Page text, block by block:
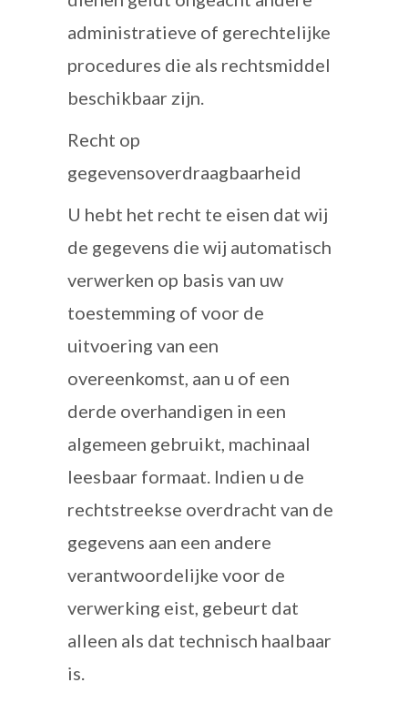
administratieve of gerechtelijke
procedures die als rechtsmiddel
beschikbaar zijn.
Recht op
gegevensoverdraagbaarheid
U hebt het recht te eisen dat wij
de gegevens die wij automatisch
verwerken op basis van uw
toestemming of voor de
uitvoering van een
overeenkomst, aan u of een
derde overhandigen in een
algemeen gebruikt, machinaal
leesbaar formaat. Indien u de
rechtstreekse overdracht van de
gegevens aan een andere
verantwoordelijke voor de
verwerking eist, gebeurt dat
alleen als dat technisch haalbaar
is.